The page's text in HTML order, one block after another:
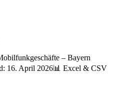
– Bayern
16. April 2026📊 Excel & CSV